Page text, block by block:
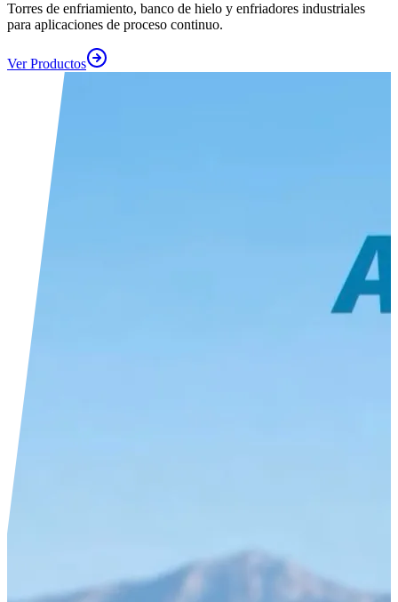
Torres de enfriamiento, banco de hielo y enfriadores industriales
para aplicaciones de proceso continuo.
Ver Productos